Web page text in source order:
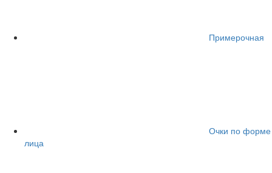
Примерочная
Очки по форме
лица